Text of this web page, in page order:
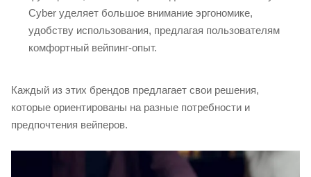
Cyber уделяет большое внимание эргономике,
удобству использования, предлагая пользователям
комфортный вейпинг-опыт.
Каждый из этих брендов предлагает свои решения,
которые ориентированы на разные потребности и
предпочтения вейперов.